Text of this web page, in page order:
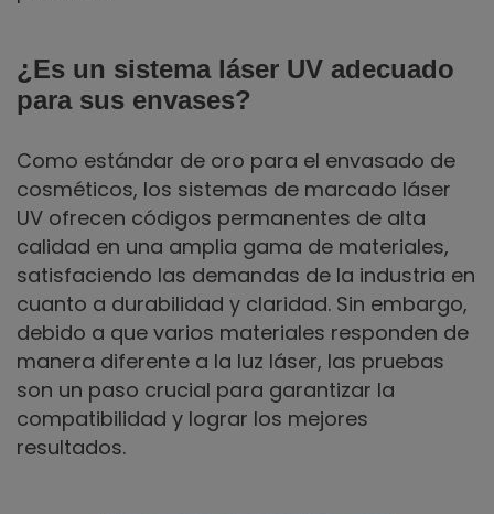
¿Es un sistema láser UV adecuado
para sus envases?
Como estándar de oro para el envasado de
cosméticos, los sistemas de marcado láser
UV ofrecen códigos permanentes de alta
calidad en una amplia gama de materiales,
satisfaciendo las demandas de la industria en
cuanto a durabilidad y claridad. Sin embargo,
debido a que varios materiales responden de
manera diferente a la luz láser, las pruebas
son un paso crucial para garantizar la
compatibilidad y lograr los mejores
resultados.